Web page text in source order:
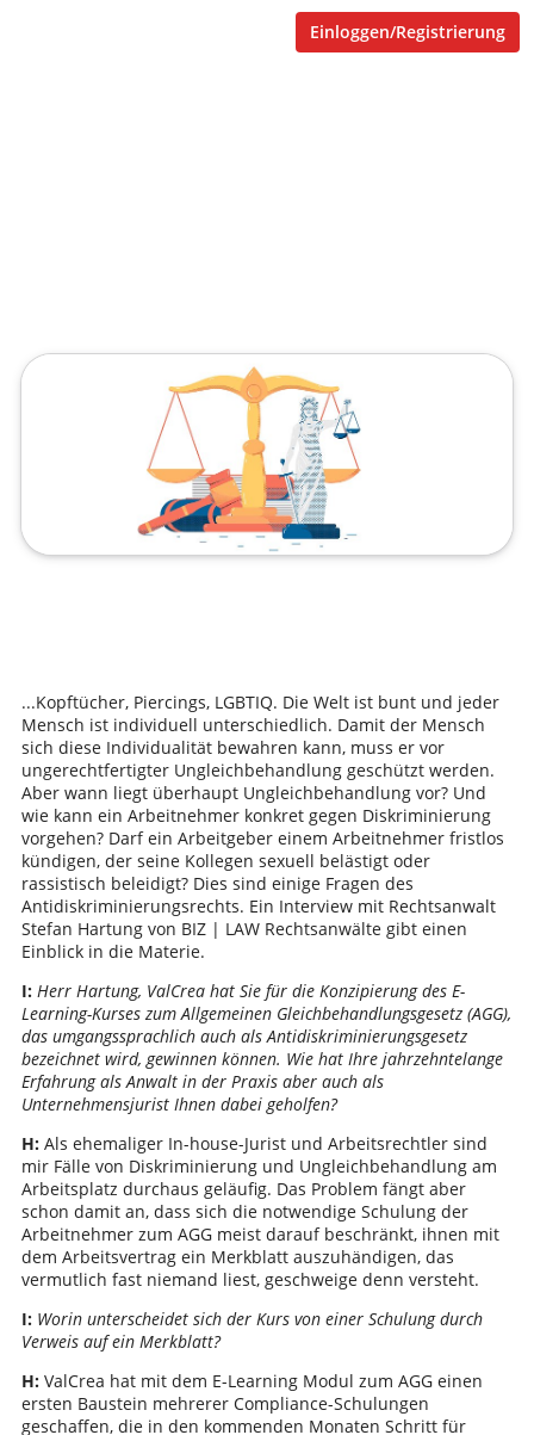
Einloggen/Registrierung
...Kopftücher, Piercings, LGBTIQ. Die Welt ist bunt und jeder
Mensch ist individuell unterschiedlich. Damit der Mensch
sich diese Individualität bewahren kann, muss er vor
ungerechtfertigter Ungleichbehandlung geschützt werden.
Aber wann liegt überhaupt Ungleichbehandlung vor? Und
wie kann ein Arbeitnehmer konkret gegen Diskriminierung
vorgehen? Darf ein Arbeitgeber einem Arbeitnehmer fristlos
kündigen, der seine Kollegen sexuell belästigt oder
rassistisch beleidigt? Dies sind einige Fragen des
Antidiskriminierungsrechts. Ein Interview mit Rechtsanwalt
Stefan Hartung von BIZ | LAW Rechtsanwälte gibt einen
Einblick in die Materie.
I: Herr Hartung, ValCrea hat Sie für die Konzipierung des E-
Learning-Kurses zum Allgemeinen Gleichbehandlungsgesetz (AGG),
das umgangssprachlich auch als Antidiskriminierungsgesetz
bezeichnet wird, gewinnen können. Wie hat Ihre jahrzehntelange
Erfahrung als Anwalt in der Praxis aber auch als
Unternehmensjurist Ihnen dabei geholfen?
H:Als ehemaliger In-house-Jurist und Arbeitsrechtler sind
mir Fälle von Diskriminierung und Ungleichbehandlung am
Arbeitsplatz durchaus geläufig. Das Problem fängt aber
schon damit an, dass sich die notwendige Schulung der
Arbeitnehmer zum AGG meist darauf beschränkt, ihnen mit
dem Arbeitsvertrag ein Merkblatt auszuhändigen, das
vermutlich fast niemand liest, geschweige denn versteht.
I: Worin unterscheidet sich der Kurs von einer Schulung durch
Verweis auf ein Merkblatt?
H:ValCrea hat mit dem E-Learning Modul zum AGG einen
ersten Baustein mehrerer Compliance-Schulungen
geschaffen, die in den kommenden Monaten Schritt für